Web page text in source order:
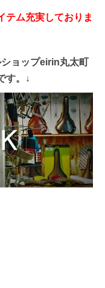
テム充実しておりま
ョップeirin丸太町
す。↓